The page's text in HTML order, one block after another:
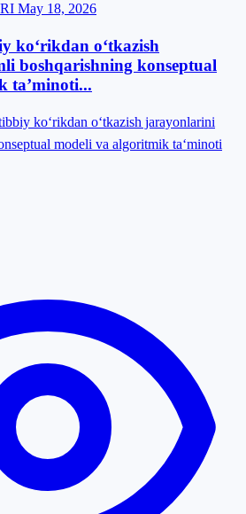
May 18, 2026
ko‘rikdan o‘tkazish
boshqarishning konseptual
ta’minoti...
koʻrikdan oʻtkazish jarayonlarini
modeli va algoritmik taʻminoti